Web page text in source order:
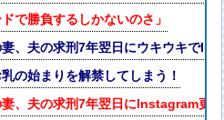
で勝負するしかないのさ」
妻、夫の求刑7年翌日にウキウキで
の始まりを解禁してしまう！
妻、夫の求刑7年翌日にInstagram更